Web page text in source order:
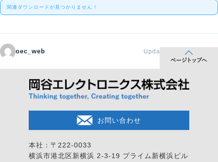
関連ダウンロードが見つかりません !
oec_web Updated 2020年1月16日
お問い合わせ
本社：〒222-0033
横浜市港北区新横浜 2-3-19 プライム新横浜ビル